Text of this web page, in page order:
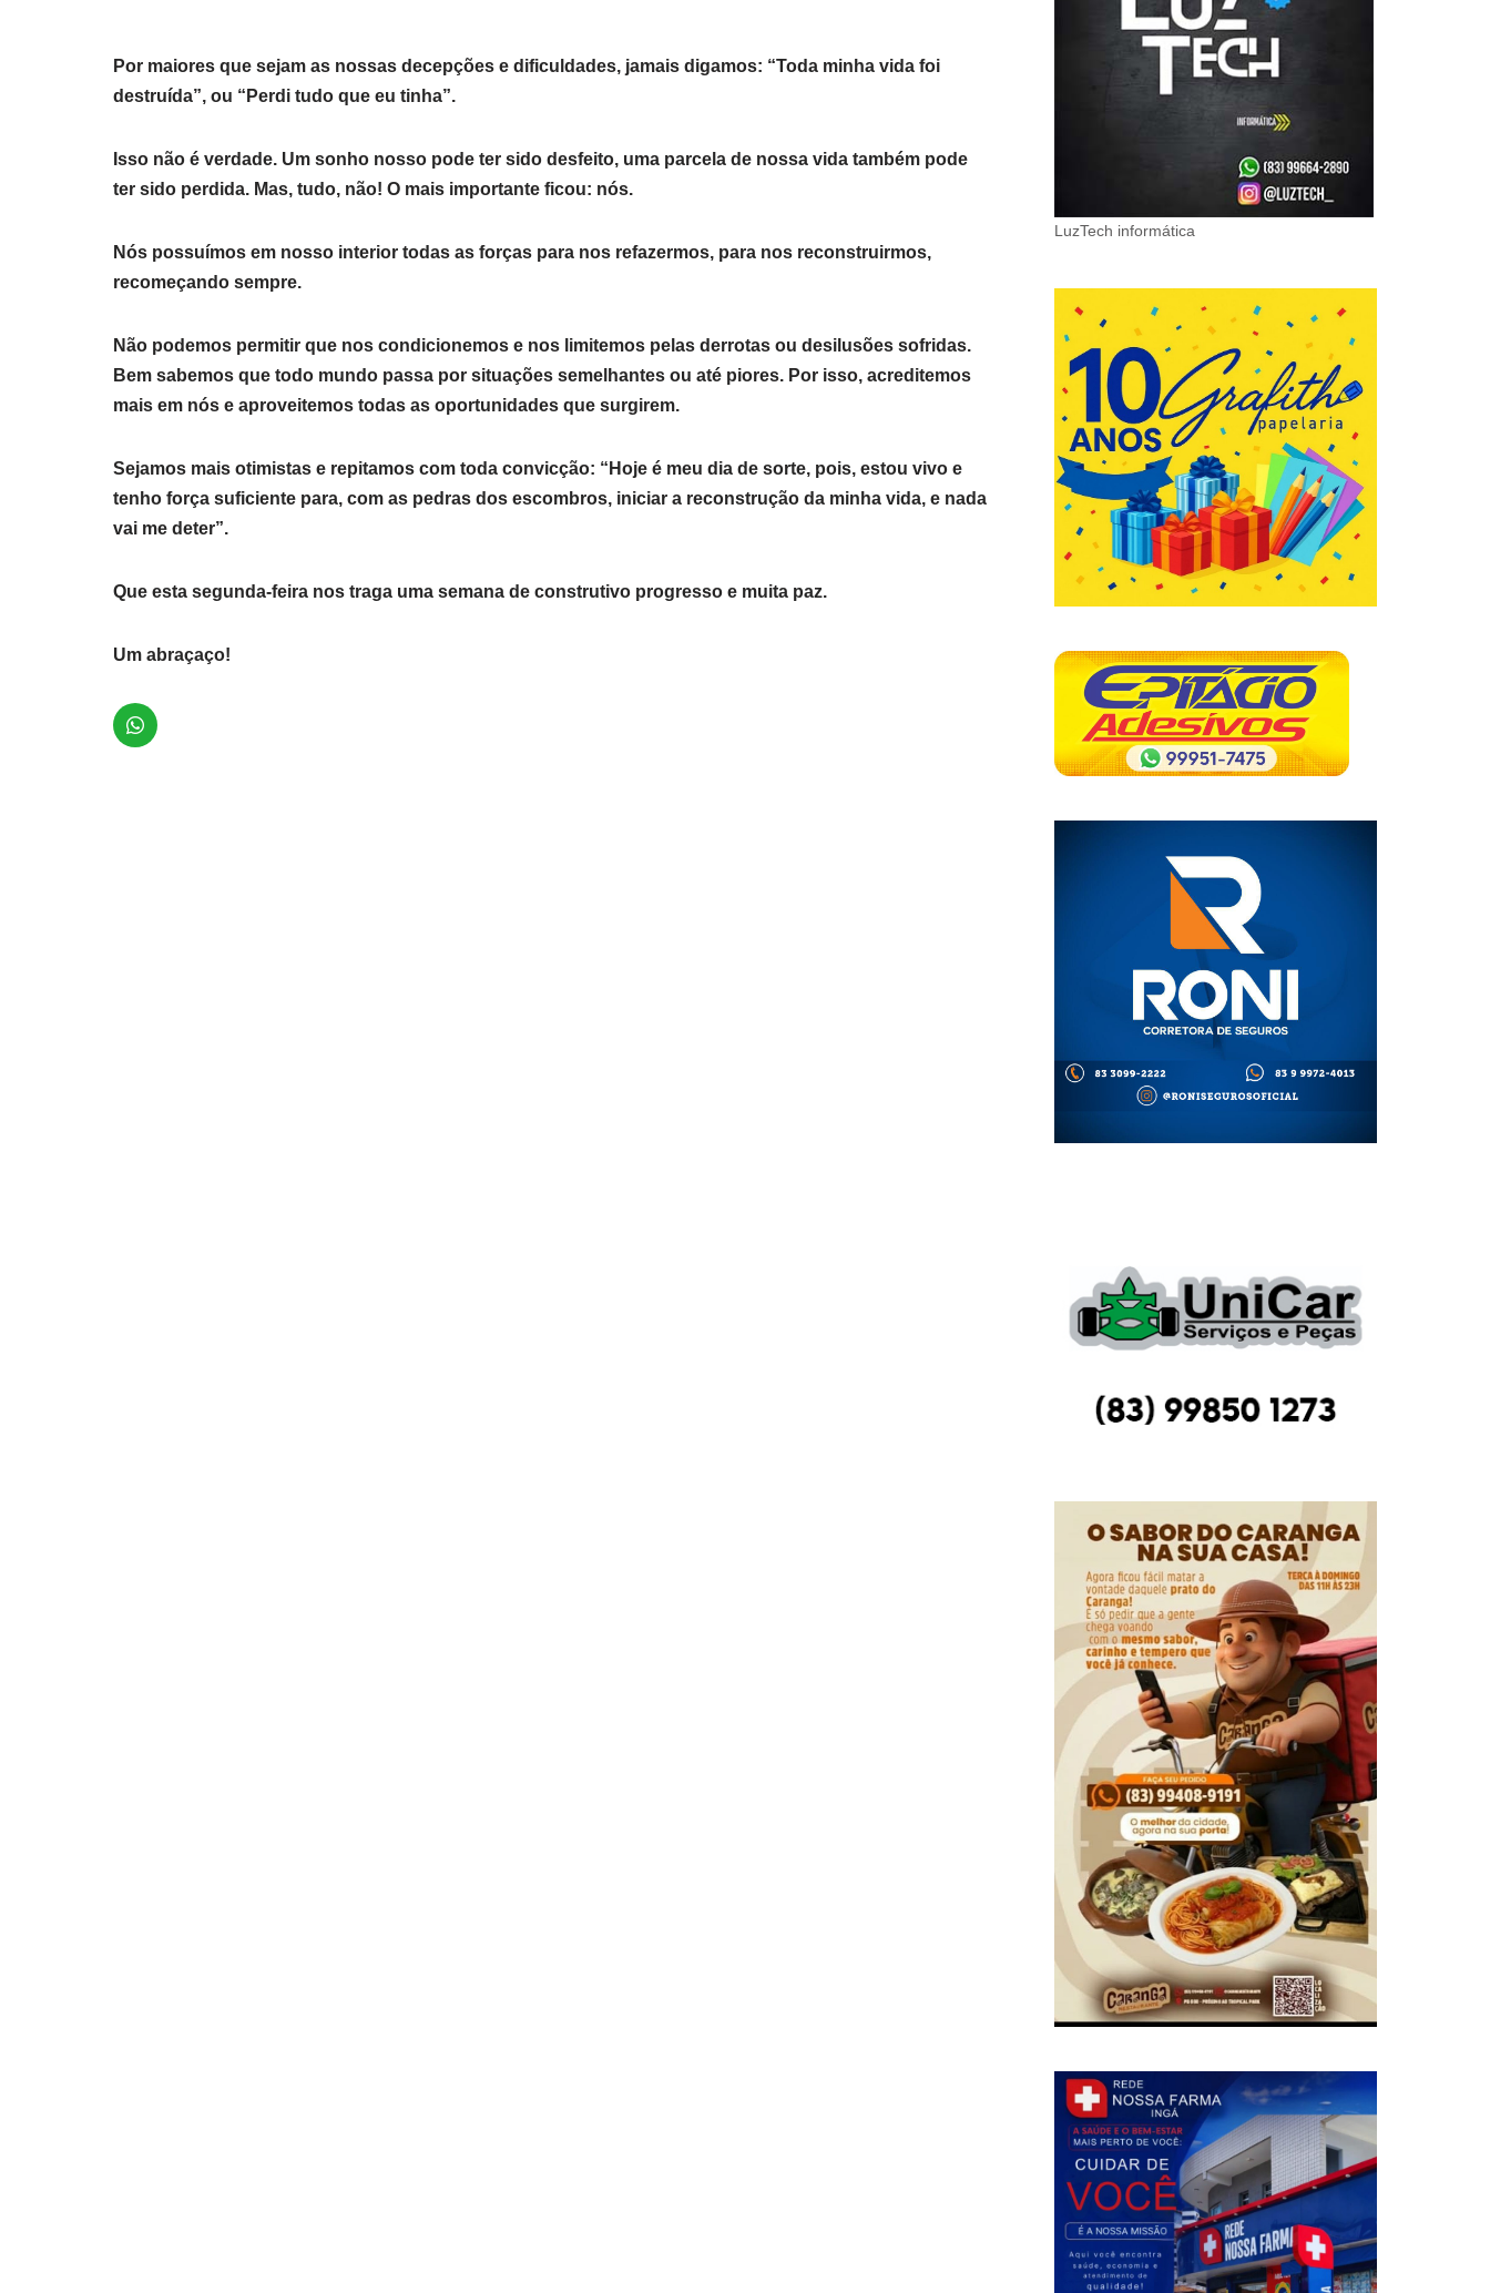
Por maiores que sejam as nossas decepções e dificuldades, jamais digamos: “Toda minha vida foi
destruída”, ou “Perdi tudo que eu tinha”.
Isso não é verdade. Um sonho nosso pode ter sido desfeito, uma parcela de nossa vida também pode
ter sido perdida. Mas, tudo, não! O mais importante ficou: nós.
Nós possuímos em nosso interior todas as forças para nos refazermos, para nos reconstruirmos,
recomeçando sempre.
Não podemos permitir que nos condicionemos e nos limitemos pelas derrotas ou desilusões sofridas.
Bem sabemos que todo mundo passa por situações semelhantes ou até piores. Por isso, acreditemos
mais em nós e aproveitemos todas as oportunidades que surgirem.
Sejamos mais otimistas e repitamos com toda convicção: “Hoje é meu dia de sorte, pois, estou vivo e
tenho força suficiente para, com as pedras dos escombros, iniciar a reconstrução da minha vida, e nada
vai me deter”.
Que esta segunda-feira nos traga uma semana de construtivo progresso e muita paz.
Um abraçaço!
LuzTech informática